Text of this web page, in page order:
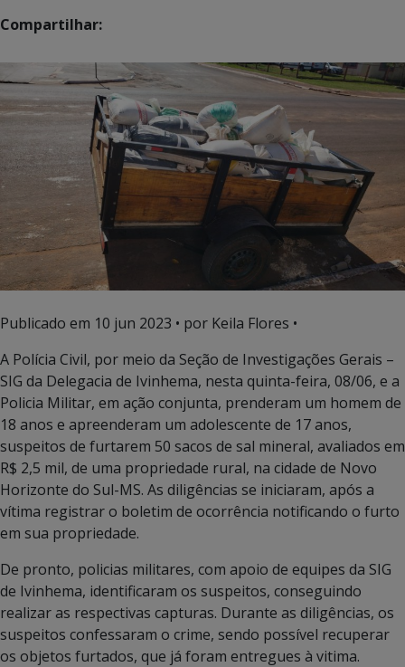
Compartilhar:
Publicado em 10 jun 2023 • por Keila Flores •
A Polícia Civil, por meio da Seção de Investigações Gerais –
SIG da Delegacia de Ivinhema, nesta quinta-feira, 08/06, e a
Policia Militar, em ação conjunta, prenderam um homem de
18 anos e apreenderam um adolescente de 17 anos,
suspeitos de furtarem 50 sacos de sal mineral, avaliados em
R$ 2,5 mil, de uma propriedade rural, na cidade de Novo
Horizonte do Sul-MS. As diligências se iniciaram, após a
vítima registrar o boletim de ocorrência notificando o furto
em sua propriedade.
De pronto, policias militares, com apoio de equipes da SIG
de Ivinhema, identificaram os suspeitos, conseguindo
realizar as respectivas capturas. Durante as diligências, os
suspeitos confessaram o crime, sendo possível recuperar
os objetos furtados, que já foram entregues à vitima.